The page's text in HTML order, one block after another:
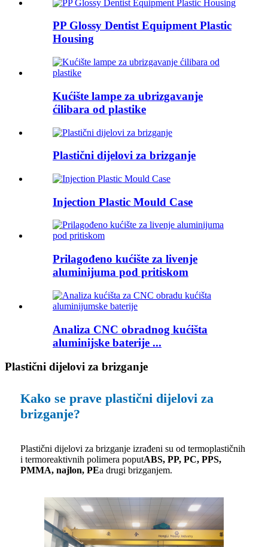
PP Glossy Dentist Equipment Plastic
Housing
Kućište lampe za ubrizgavanje
ćilibara od plastike
Plastični dijelovi za brizganje
Injection Plastic Mould Case
Prilagođeno kućište za livenje
aluminijuma pod pritiskom
Analiza CNC obradnog kućišta
aluminijske baterije ...
Plastični dijelovi za brizganje
Kako se prave plastični dijelovi za
brizganje?
Plastični dijelovi za brizganje izrađeni su od termoplastičnih
i termoreaktivnih polimera poputABS, PP, PC, PPS,
PMMA, najlon, PEa drugi brizganjem.